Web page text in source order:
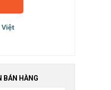
BÁN HÀNG